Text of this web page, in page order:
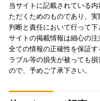
当サイトに記載されている
ただくためのものであり、
判断と責任において行って
サイトの掲載情報は細心の
全ての情報の正確性を保証
ラブル等の損失が被っても
ので、予めご了承下さい。